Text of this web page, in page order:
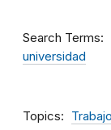
Search Terms
universidad
Topics